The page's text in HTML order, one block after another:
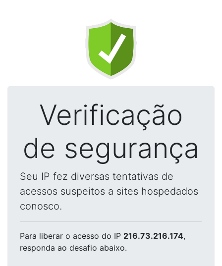
Verificação
de segurança
Seu IP fez diversas tentativas de
acessos suspeitos a sites hospedados
conosco.
Para liberar o acesso do IP 216.73.216.174,
responda ao desafio abaixo.